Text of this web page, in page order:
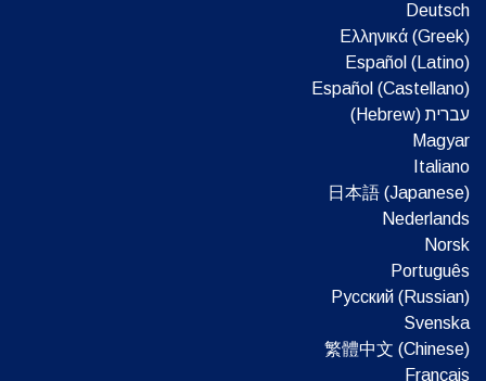
Deutsch
Ελληνικά (Greek)
Español (Latino)
Español (Castellano)
עברית (Hebrew)‏
Magyar
Italiano
日本語 (Japanese)
Nederlands
Norsk
Português
Русский (Russian)
Svenska
繁體中文 (Chinese)
Français